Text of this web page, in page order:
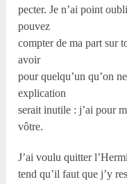
pecter. Je n’ai point
pouvez
compter de ma part sur
avoir
pour quelqu’un qu’on
explication
serait inutile : j’ai pour
vôtre.
J’ai voulu quitter
tend qu’il faut que j’y